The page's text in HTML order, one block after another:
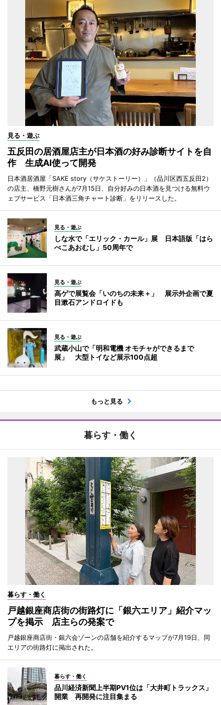
見る・遊ぶ
五反田の居酒屋店主が日本酒の好み診断サイトを自
作 生成AI使って開発
日本酒居酒屋「SAKE story（サケストーリー）」（品川区西五反田2）
の店主、橋野元樹さんが7月15日、自分好みの日本酒を見つける無料ウ
ェブサービス「日本酒三角チャート診断」をリリースした。
見る・遊ぶ
しな水で「エリック・カール」展 日本語版「はら
ぺこあおむし」50周年で
見る・遊ぶ
高ゲで展覧会「いのちの未来＋」 展示外企画で夏
目漱石アンドロイドも
見る・遊ぶ
武蔵小山で「明和電機 オモチャができるまで
展」 大型トイなど展示100点超
もっと見る
暮らす・働く
暮らす・働く
戸越銀座商店街の街路灯に「銀六エリア」紹介マッ
プを掲示 店主らの発案で
戸越銀座商店街・銀六会ゾーンの店舗を紹介するマップが7月19日、同
エリアの街路灯に掲出された。
暮らす・働く
品川経済新聞上半期PV1位は「大井町トラックス」
開業 再開発に注目集まる